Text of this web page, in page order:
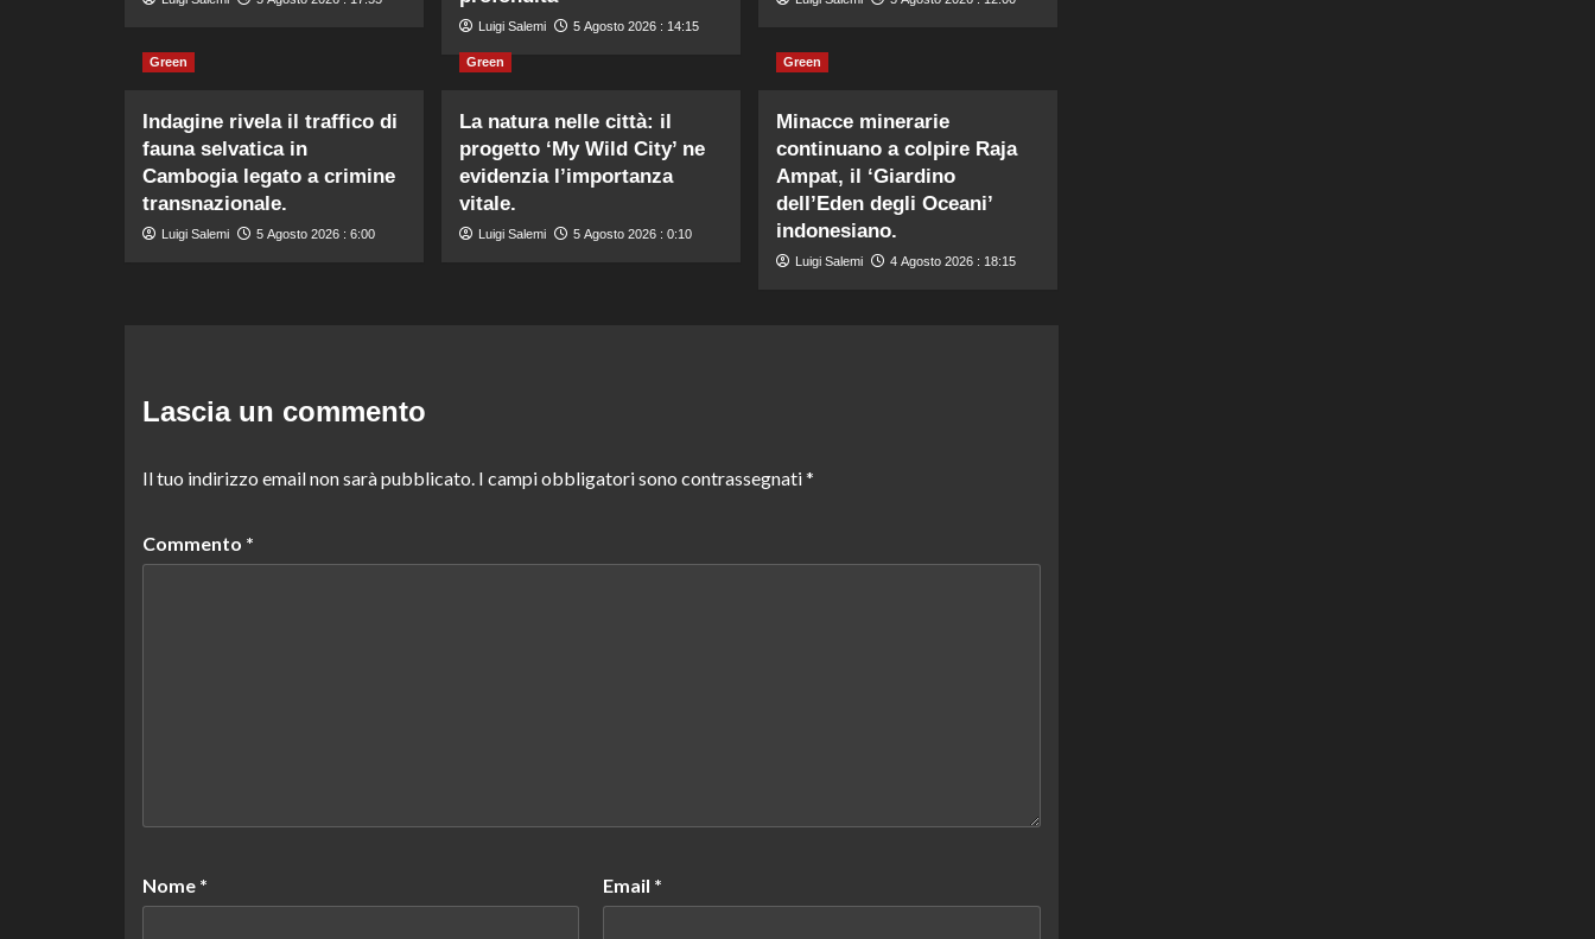
Luigi Salemi 5 Agosto 2026 : 14:15
Green
Indagine rivela il traffico di
fauna selvatica in
Cambogia legato a crimine
transnazionale.
Luigi Salemi 5 Agosto 2026 : 6:00
Green
La natura nelle città: il
progetto ‘My Wild City’ ne
evidenzia l’importanza
vitale.
Luigi Salemi 5 Agosto 2026 : 0:10
Green
Minacce minerarie
continuano a colpire Raja
Ampat, il ‘Giardino
dell’Eden degli Oceani’
indonesiano.
Luigi Salemi 4 Agosto 2026 : 18:15
Lascia un commento
Il tuo indirizzo email non sarà pubblicato. I campi obbligatori sono contrassegnati*
Commento *
Nome * Email *